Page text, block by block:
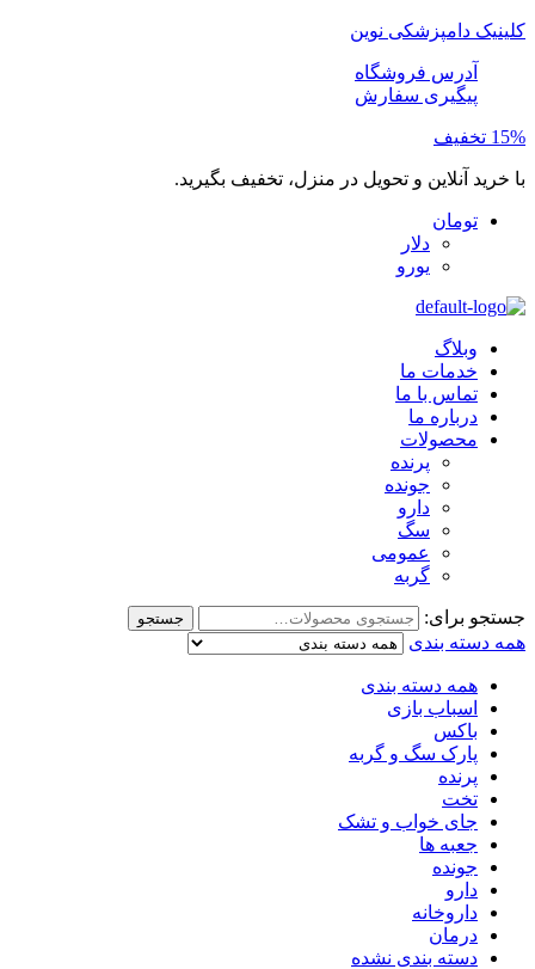
کلینیک دامپزشکی نوین
آدرس فروشگاه
پیگیری سفارش
15% تخفیف
با خرید آنلاین و تحویل در منزل، تخفیف بگیرید.
تومان
دلار
یورو
وبلاگ
خدمات ما
تماس با ما
درباره ما
محصولات
پرنده
جونده
دارو
سگ
عمومی
گربه
جستجو برای: جستجو
همه دسته بندی
همه دسته بندی
اسباب بازی
باکس
پارک سگ و گربه
پرنده
تخت
جای خواب و تشک
جعبه ها
جونده
دارو
داروخانه
درمان
دسته بندی نشده